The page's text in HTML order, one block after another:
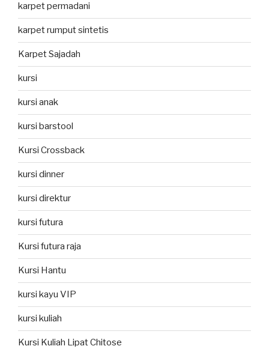
karpet permadani
karpet rumput sintetis
Karpet Sajadah
kursi
kursi anak
kursi barstool
Kursi Crossback
kursi dinner
kursi direktur
kursi futura
Kursi futura raja
Kursi Hantu
kursi kayu VIP
kursi kuliah
Kursi Kuliah Lipat Chitose